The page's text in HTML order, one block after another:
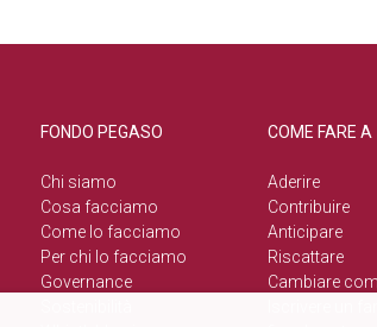
FONDO PEGASO
Chi siamo
Cosa facciamo
Come lo facciamo
Per chi lo facciamo
Governance
COME FARE A
Aderire
Contribuire
Anticipare
Riscattare
Cambiare